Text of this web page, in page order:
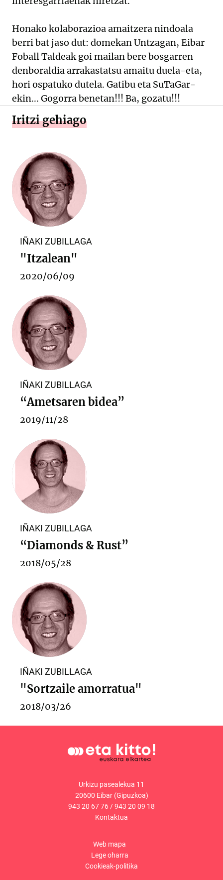
Honako kolaborazioa amaitzera nindoala
berri bat jaso dut: domekan Untzagan, Eibar
Foball Taldeak goi mailan bere bosgarren
denboraldia arrakastatsu amaitu duela-eta,
hori ospatuko dutela. Gatibu eta SuTaGar-
ekin... Gogorra benetan!!! Ba, gozatu!!!
Iritzi gehiago
IÑAKI ZUBILLAGA
"Itzalean"
2020/06/09
IÑAKI ZUBILLAGA
“Ametsaren bidea”
2019/11/28
IÑAKI ZUBILLAGA
“Diamonds & Rust”
2018/05/28
IÑAKI ZUBILLAGA
"Sortzaile amorratua"
2018/03/26
Urkizu pasealekua 11
20600 Eibar (Gipuzkoa)
943 20 67 76 /943 20 09 18
Kontaktua
Web mapa
Lege oharra
Cookieak-politika